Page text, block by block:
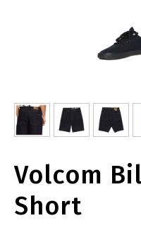
Volcom
Short